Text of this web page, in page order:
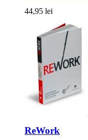
44,95 lei
ReWork